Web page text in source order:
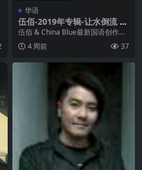
华语
伍佰-2019年专辑-让水倒流 Fl
ac
伍佰 & China Blue最新国语创作专
辑「让水倒流 」台湾摇滚传奇...
4 周前 37